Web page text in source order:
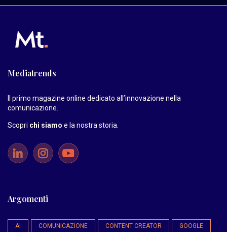
Mediatrends
Il primo magazine online dedicato all’innovazione nella
comunicazione.
Scopri chi siamo e la nostra storia
Argomenti
AI COMUNICAZIONE CONTENT CREATOR GOOGLE